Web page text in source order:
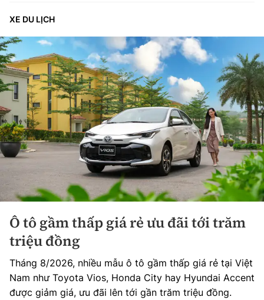
XE DU LỊCH
Ô tô gầm thấp giá rẻ ưu đãi tới trăm
triệu đồng
Tháng 8/2026, nhiều mẫu ô tô gầm thấp giá rẻ tại Việt
Nam như Toyota Vios, Honda City hay Hyundai Accent
được giảm giá, ưu đãi lên tới gần trăm triệu đồng.